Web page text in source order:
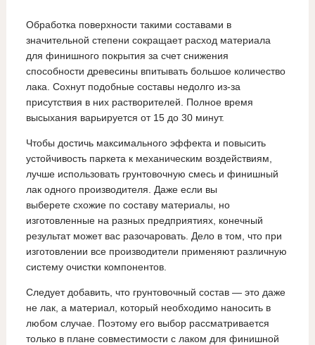
Обработка поверхности такими составами в
значительной степени сокращает расход материала
для финишного покрытия за счет снижения
способности древесины впитывать большое количество
лака. Сохнут подобные составы недолго из-за
присутствия в них растворителей. Полное время
высыхания варьируется от 15 до 30 минут.
Чтобы достичь максимального эффекта и повысить
устойчивость паркета к механическим воздействиям,
лучше использовать грунтовочную смесь и финишный
лак одного производителя. Даже если вы
выберете схожие по составу материалы, но
изготовленные на разных предприятиях, конечный
результат может вас разочаровать. Дело в том, что при
изготовлении все производители применяют различную
систему очистки компонентов.
Следует добавить, что грунтовочный состав — это даже
не лак, а материал, который необходимо наносить в
любом случае. Поэтому его выбор рассматривается
только в плане совместимости с лаком для финишной